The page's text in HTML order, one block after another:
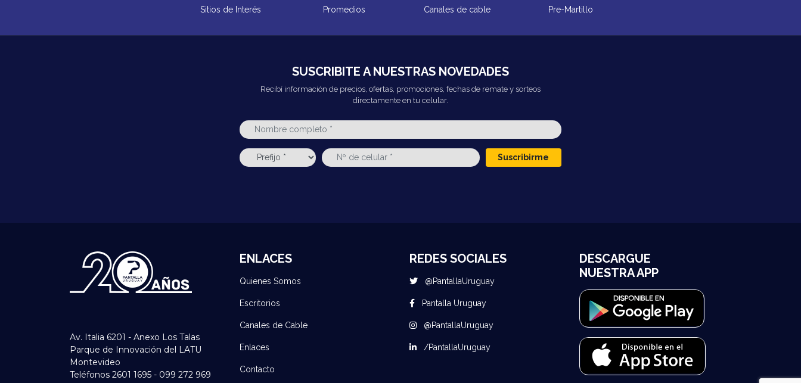
Sitios de Interés Promedios Canales de cable Pre-Martillo
SUSCRIBITE A NUESTRAS NOVEDADES
Recibí información de precios, ofertas, promociones, fechas de remate y sorteos
directamente en tu celular.
Suscribirme
Av. Italia 6201 - Anexo Los Talas
Parque de Innovación del LATU
Montevideo
Teléfonos 2601 1695 - 099 272 969
ENLACES
Quienes Somos
Escritorios
Canales de Cable
Enlaces
Contacto
REDES SOCIALES
@PantallaUruguay
Pantalla Uruguay
@PantallaUruguay
/PantallaUruguay
DESCARGUE
NUESTRA APP